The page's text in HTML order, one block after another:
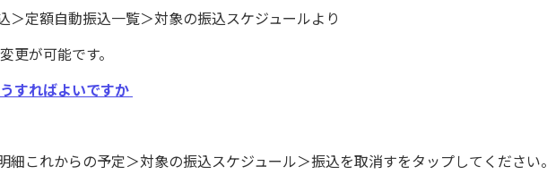
定額自動振込一覧＞対象の振込スケジュールより
更が可能です。
すればよいですか
これからの予定＞対象の振込スケジュール＞振込を取消すをタップしてください。